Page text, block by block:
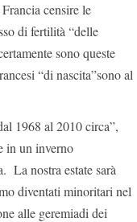
censire le
di fertilità “delle
sono queste
“di nascita”sono al
1968 al 2010 circa”,
in un inverno
La nostra estate sarà
diventati minoritari nel
alle geremiadi dei